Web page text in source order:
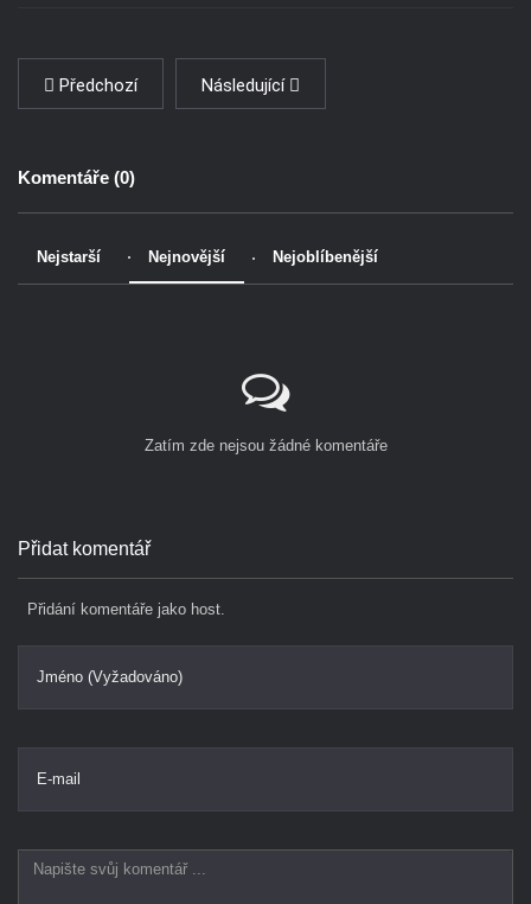
Předchozí Následující
Komentáře (0)
Nejstarší Nejnovější Nejoblíbenější
Zatím zde nejsou žádné komentáře
Přidat komentář
Přidání komentáře jako host.
Jméno (Vyžadováno)
E-mail